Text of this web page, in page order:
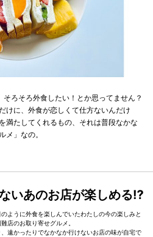
そろそろ外食したい！とか思ってません？
けに、外食が恋しくて仕方ないんだけ
満たしてくれるもの、それは普段なかな
メ」なの。
いあのお店が楽しめる⁉︎
ように外食を楽しんでいたわたしの今の楽しみと
店のお取り寄せグルメ。
遠かったりでなかなか行けないお店の味が自宅で